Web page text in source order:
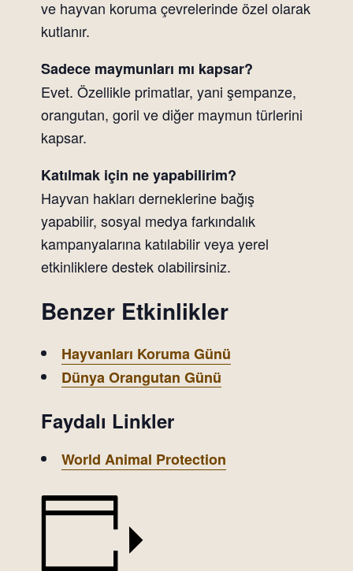
ve hayvan koruma çevrelerinde özel olarak
kutlanır.
Sadece maymunları mı kapsar?
Evet. Özellikle primatlar, yani şempanze,
orangutan, goril ve diğer maymun türlerini
kapsar.
Katılmak için ne yapabilirim?
Hayvan hakları derneklerine bağış
yapabilir, sosyal medya farkındalık
kampanyalarına katılabilir veya yerel
etkinliklere destek olabilirsiniz.
Benzer Etkinlikler
Hayvanları Koruma Günü
Dünya Orangutan Günü
Faydalı Linkler
World Animal Protection